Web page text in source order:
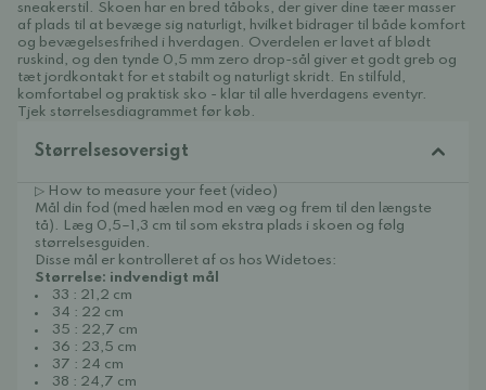
sneakerstil. Skoen har en bred tåboks, der giver dine tæer masser
af plads til at bevæge sig naturligt, hvilket bidrager til både komfort
og bevægelsesfrihed i hverdagen. Overdelen er lavet af blødt
ruskind, og den tynde 0,5 mm zero drop-sål giver et godt greb og
tæt jordkontakt for et stabilt og naturligt skridt. En stilfuld,
komfortabel og praktisk sko - klar til alle hverdagens eventyr.
Tjek størrelsesdiagrammet før køb.
Størrelsesoversigt
▷ How to measure your feet (video)
Mål din fod (med hælen mod en væg og frem til den længste
tå). Læg 0,5–1,3 cm til som ekstra plads i skoen og følg
størrelsesguiden.
Disse mål er kontrolleret af os hos Widetoes:
Størrelse: indvendigt mål
33 : 21,2 cm
34 : 22 cm
35 : 22,7 cm
36 : 23,5 cm
37 : 24 cm
38 : 24,7 cm